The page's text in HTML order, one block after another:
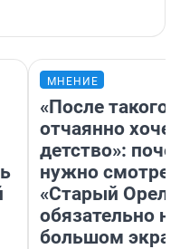
МНЕНИЕ
«После такого
отчаянно
детство»:
нужно
«Старый
обязательно на
большом